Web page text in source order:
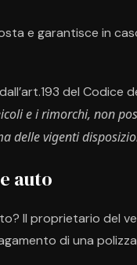
e garantisce in
del Codice
e i rimorchi, non
delle vigenti
auto
Il proprietario del
di una